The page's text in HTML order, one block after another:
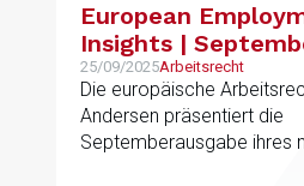
European
Insights |
25/09/2025Arbeitsrecht
Die europäische
Andersen präsentiert die
Septemberausgabe ihres